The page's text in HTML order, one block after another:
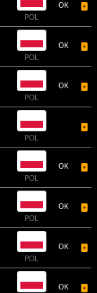
POL
OK
POL
OK
POL
OK
POL
POL
OK
POL
OK
POL
OK
OK